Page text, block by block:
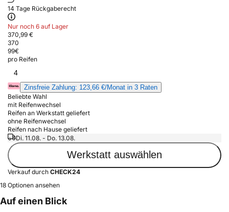
14 Tage Rückgaberecht
Nur noch 6 auf Lager
370,99 €
370
99€
pro Reifen
4
Zinsfreie Zahlung: 123,66 €/Monat in 3 Raten
Beliebte Wahl
mit Reifenwechsel
Reifen an Werkstatt geliefert
ohne Reifenwechsel
Reifen nach Hause geliefert
Di. 11.08. - Do. 13.08.
Werkstatt auswählen
Verkauf durch CHECK24
18 Optionen ansehen
Auf einen Blick